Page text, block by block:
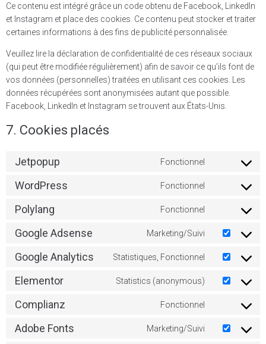
Ce contenu est intégré grâce un code obtenu de Facebook, LinkedIn
et Instagram et place des cookies. Ce contenu peut stocker et traiter
certaines informations à des fins de publicité personnalisée.
Veuillez lire la déclaration de confidentialité de ces réseaux sociaux
(qui peut être modifiée régulièrement) afin de savoir ce qu’ils font de
vos données (personnelles) traitées en utilisant ces cookies. Les
données récupérées sont anonymisées autant que possible.
Facebook, LinkedIn et Instagram se trouvent aux États-Unis.
7. Cookies placés
Jetpopup Fonctionnel
WordPress Fonctionnel
Polylang Fonctionnel
Google Adsense Marketing/Suivi
Google Analytics Statistiques, Fonctionnel
Elementor Statistics (anonymous)
Complianz Fonctionnel
Adobe Fonts Marketing/Suivi